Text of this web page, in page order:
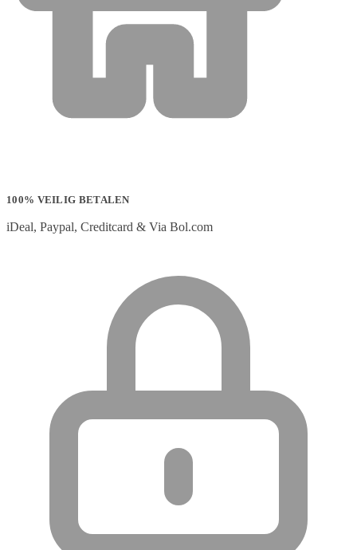
100% VEILIG BETALEN
iDeal, Paypal, Creditcard & Via Bol.com